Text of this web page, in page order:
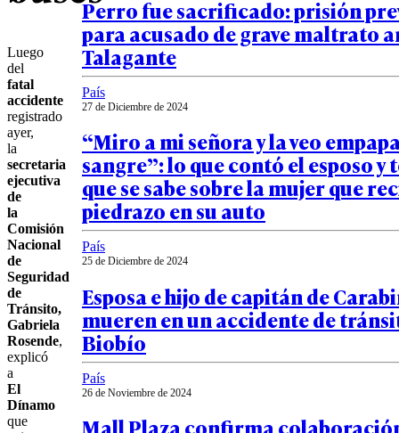
Luego
del
fatal
accidente
registrado
ayer,
la
secretaria
ejecutiva
de
la
Comisión
Nacional
de
Seguridad
de
Tránsito,
Gabriela
Rosende,
explicó
a
El
Dínamo
que
Perro fue sacrificado: prisión
para acusado de grave maltrato
Talagante
País
27 de Diciembre de 2024
“Miro a mi señora y la veo
sangre”: lo que contó el esposo y
que se sabe sobre la mujer que
piedrazo en su auto
País
25 de Diciembre de 2024
Esposa e hijo de capitán de
mueren en un accidente de
Biobío
País
26 de Noviembre de 2024
Mall Plaza confirma